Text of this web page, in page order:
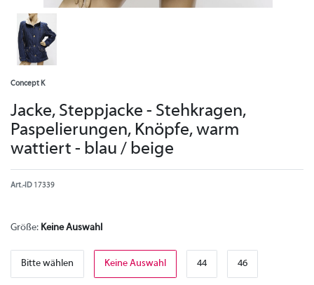
Concept K
Jacke, Steppjacke - Stehkragen,
Paspelierungen, Knöpfe, warm
wattiert - blau / beige
Art.-ID 17339
Größe: Keine Auswahl
Bitte wählen Keine Auswahl 44 46